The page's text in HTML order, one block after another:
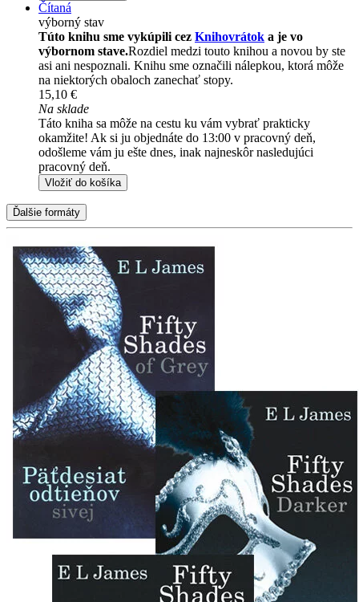
Čítaná
výborný stav
Túto knihu sme vykúpili cez Knihovrátok a je vo
výbornom stave.Rozdiel medzi touto knihou a novou by ste
asi ani nespoznali. Knihu sme označili nálepkou, ktorá môže
na niektorých obaloch zanechať stopy.
15,10 €
Na sklade
Táto kniha sa môže na cestu ku vám vybrať prakticky
okamžite! Ak si ju objednáte do 13:00 v pracovný deň,
odošleme vám ju ešte dnes, inak najneskôr nasledujúci
pracovný deň.
Vložiť do košíka
Ďalšie formáty